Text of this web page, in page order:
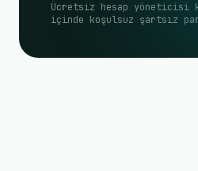
Ücretsiz hesap yöneticisi
içinde koşulsuz şartsız